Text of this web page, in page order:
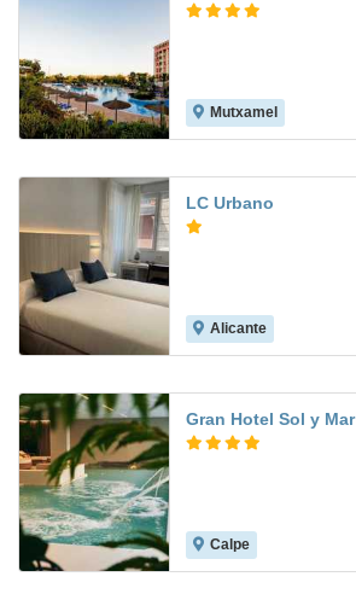
Mutxamel
LC Urbano
Alicante
Gran Hotel Sol y Mar
Calpe